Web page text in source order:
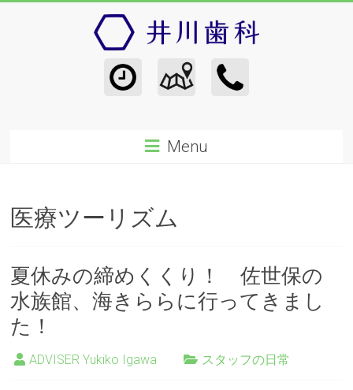
Menu
医療ツーリズム
夏休みの締めくくり！ 佐世保の
水族館、海きららに行ってきまし
た！
ADVISER Yukiko Igawa スタッフの日常